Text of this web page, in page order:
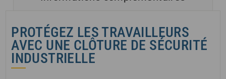
PROTÉGEZ LES TRAVAILLEURS
AVEC UNE CLÔTURE DE SÉCURITÉ
INDUSTRIELLE